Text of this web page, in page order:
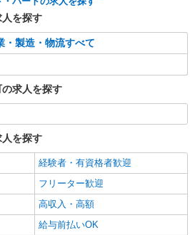
を探す
・製造・物流すべて
求人を探す
を探す
経験者・有資格者歓迎
フリーター歓迎
高収入・高額
給与前払いOK